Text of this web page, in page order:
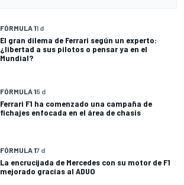
FÓRMULA 11 d
El gran dilema de Ferrari según un experto:
¿libertad a sus pilotos o pensar ya en el
Mundial?
FÓRMULA 15 d
Ferrari F1 ha comenzado una campaña de
fichajes enfocada en el área de chasis
FÓRMULA 17 d
La encrucijada de Mercedes con su motor de F1
mejorado gracias al ADUO